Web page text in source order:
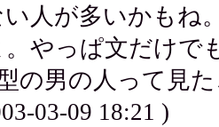
人が多いかもね
やっぱ文だけで
の男の人って見
03-09 18:21 )